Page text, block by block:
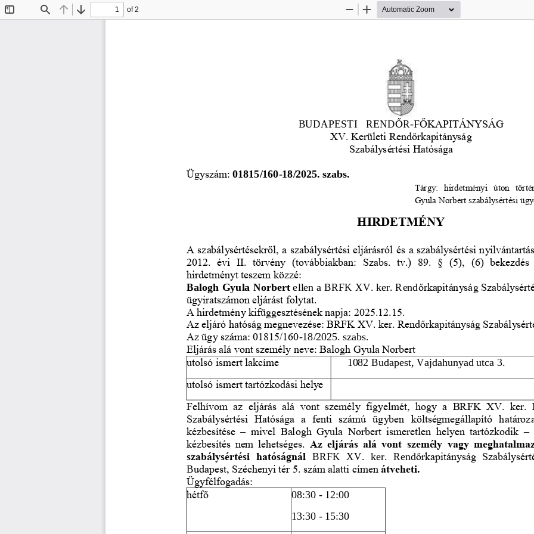
Find Previous
Next
of 2
Zoom
Zoom
BUDAPESTI    RENDŐR-FŐKAPITÁNYSÁG
XV. Kerületi Rendőrkapitányság
Szabálysértési Hatósága
Ügyszám: 01815/160-18/2025. szabs.
Tárgy:  hirdetményi  úton
Gyula Norbert szabálysértési
HIRDETMÉNY
A szabálysértésekről, a szabálysértési eljárásról és a szabálysértési
2012.  évi  II.  törvény  (továbbiakban:  Szabs.  tv.)  89.  §  (5),  (6)  bekezdés
hirdetményt teszem közzé:
Balogh Gyula Norbert ellen a BRFK XV. ker. Rendőrkapitányság
ügyiratszámon eljárást folytat.
A hirdetmény kifüggesztésének napja: 2025.12.15.
Az eljáró hatóság megnevezése: BRFK XV. ker. Rendőrkapitányság
Az ügy száma: 01815/160-18/2025. szabs.
Eljárás alá vont személy neve: Balogh Gyula Norbert
utolsó ismert lakcíme
1082 Budapest, Vajdahunyad utca 3.
utolsó ismert tartózkodási helye
Felhívom  az  eljárás  alá  vont  személy  figyelmét,  hogy  a  BRFK  XV.  ker.
Szabálysértési  Hatósága  a  fenti  számú  ügyben  költségmegállapító
kézbesítése – mivel  Balogh  Gyula  Norbert  ismeretlen  helyen  tartózkodik –
kézbesítés nem lehetséges.
Az  eljárás alá vont személy vagy
szabálysértési  hatóságnál BRFK  XV.  ker.  Rendőrkapitányság
Budapest, Széchenyi tér 5. szám alatti címen átveheti.
Ügyfélfogadás:
hétfő 08:30 - 12:00
13:30 - 15:30